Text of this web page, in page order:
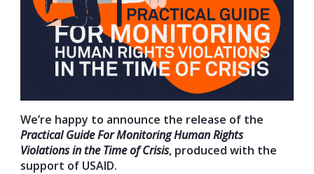
We’re happy to announce the release of the
Practical Guide For Monitoring Human Rights
Violations in the Time of Crisis, produced with the
support of USAID.